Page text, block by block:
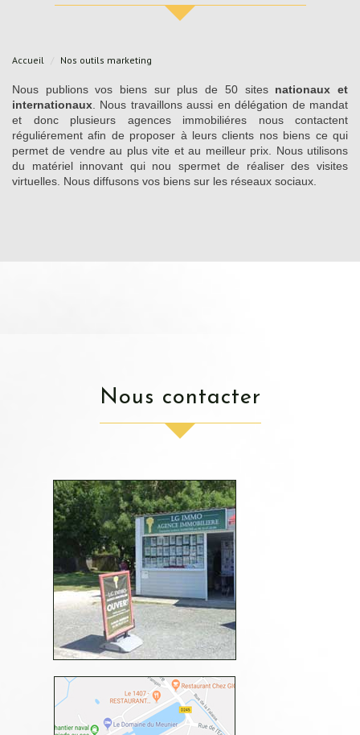
Accueil Nos outils marketing
Nous publions vos biens sur plus de 50 sites nationaux et
internationaux . Nous travaillons aussi en délégation de mandat
et donc plusieurs agences immobiliéres nous contactent
réguliérement afin de proposer à leurs clients nos biens ce qui
permet de vendre au plus vite et au meilleur prix. Nous utilisons
du matériel innovant qui nou spermet de réaliser des visites
virtuelles. Nous diffusons vos biens sur les réseaux sociaux.
nous contacter